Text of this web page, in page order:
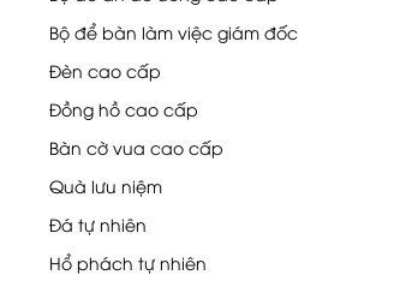
Bộ để bàn làm việc giám đốc
Đèn cao cấp
Đồng hồ cao cấp
Bàn cờ vua cao cấp
Quà lưu niệm
Đá tự nhiên
Hổ phách tự nhiên